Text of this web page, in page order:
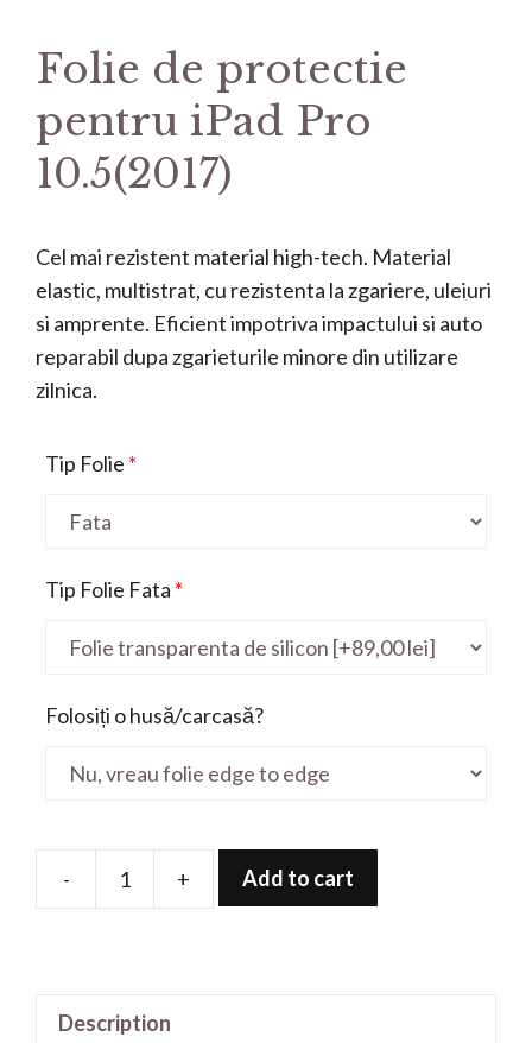
Folie de protectie
pentru iPad Pro
10.5(2017)
Cel mai rezistent material high-tech. Material
elastic, multistrat, cu rezistenta la zgariere, uleiuri
si amprente. Eficient impotriva impactului si auto
reparabil dupa zgarieturile minore din utilizare
zilnica.
Tip Folie *
Tip Folie Fata *
Folosiți o husă/carcasă?
-
Folie
+ Add to cart
Description